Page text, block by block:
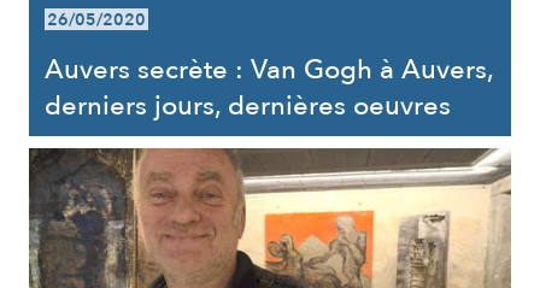
26/05/2020
Auvers secrète : Van Gogh à Auvers,
derniers jours, dernières oeuvres